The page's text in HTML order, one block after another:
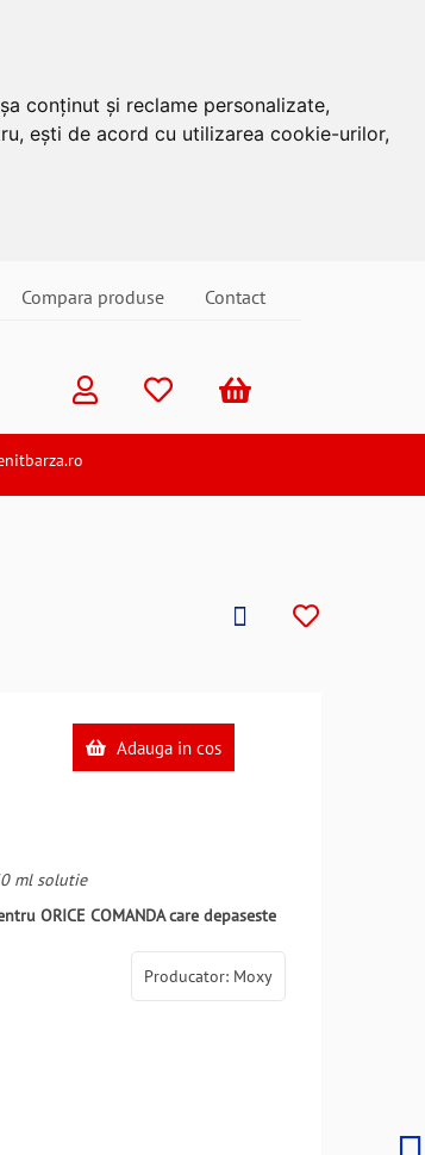
conținut și reclame personalizate,
ești de acord cu utilizarea cookie-urilor,
Compara produse Contact
Adauga in cos
ml solutie
ORICE COMANDA care depaseste
Producator: Moxy